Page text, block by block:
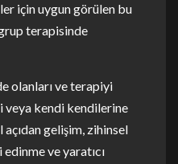
için uygun görülen bu
terapisinde
olanları ve terapiyi
kendi kendilerine
gelişim, zihinsel
ve yaratıcı